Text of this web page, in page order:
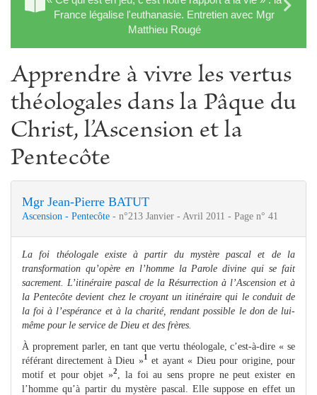
France légalise l'euthanasie. Entretien avec Mgr
Matthieu Rougé
Apprendre à vivre les vertus
théologales dans la Pâque du
Christ, l’Ascension et la
Pentecôte
Mgr Jean-Pierre BATUT
Ascension - Pentecôte - n°213 Janvier - Avril 2011 - Page n° 41
La foi théologale existe à partir du mystère pascal et de la
transformation qu’opère en l’homme la Parole divine qui se fait
sacrement. L’itinéraire pascal de la Résurrection à l’Ascension et à
la Pentecôte devient chez le croyant un itinéraire qui le conduit de
la foi à l’espérance et à la charité, rendant possible le don de lui-
même pour le service de Dieu et des frères.
À proprement parler, en tant que vertu théologale, c’est-à-dire « se
référant directement à Dieu »1 et ayant « Dieu pour origine, pour
motif et pour objet »2
, la foi au sens propre ne peut exister en
l’homme qu’à partir du mystère pascal. Elle suppose en effet un